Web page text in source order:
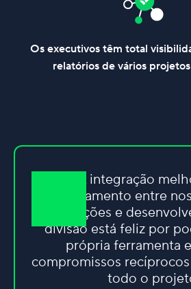
Os executivos têm total
relatórios de vários
A integração
relacionamento entre
de soluções e
divisão está feliz por
própria ferramenta
compromissos
todo o